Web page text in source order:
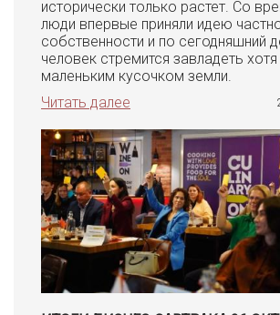
исторически только растет. Со
люди впервые приняли идею
собственности и по сегодняшний
человек стремится завладеть
маленьким кусочком земли.
Читать далее